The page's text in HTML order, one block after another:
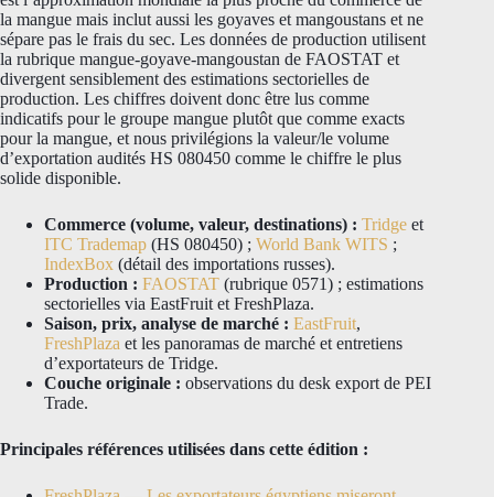
la mangue mais inclut aussi les goyaves et mangoustans et ne
sépare pas le frais du sec. Les données de production utilisent
la rubrique mangue-goyave-mangoustan de FAOSTAT et
divergent sensiblement des estimations sectorielles de
production. Les chiffres doivent donc être lus comme
indicatifs pour le groupe mangue plutôt que comme exacts
pour la mangue, et nous privilégions la valeur/le volume
d’exportation audités HS 080450 comme le chiffre le plus
solide disponible.
Commerce (volume, valeur, destinations) : Tridge et
ITC Trademap (HS 080450) ; World Bank WITS ;
IndexBox (détail des importations russes).
Production : FAOSTAT (rubrique 0571) ; estimations
sectorielles via EastFruit et FreshPlaza.
Saison, prix, analyse de marché : EastFruit,
FreshPlaza et les panoramas de marché et entretiens
d’exportateurs de Tridge.
Couche originale : observations du desk export de PEI
Trade.
Principales références utilisées dans cette édition :